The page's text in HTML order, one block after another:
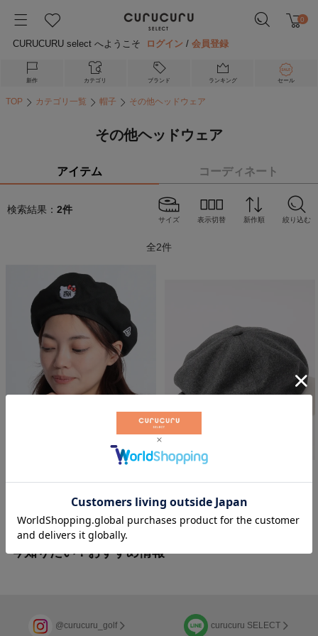
0
CURUCURU select へようこそ ログイン /会員登録
新作 カテゴリ ブランド ランキング セール
TOP カテゴリ一覧 帽子 その他ヘッドウェア
その他ヘッドウェア
アイテム コーディネート
検索結果： 2件
サイズ 表示切替 新作順 絞り込む
全2件
【HelloKitty】キティちゃんワッ
40%OFF
￥7,260 税込
今知りたい！おすすめ情報
@curucuru_golf curucuru SELECT